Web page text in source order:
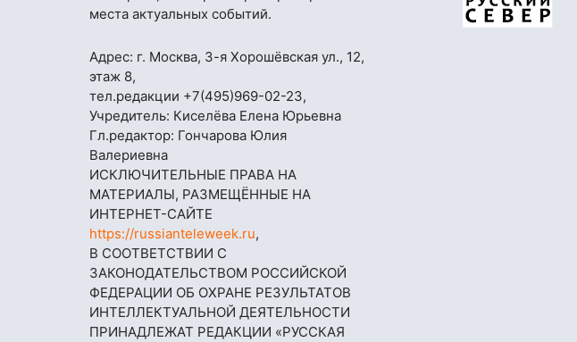
места актуальных событий.
Адрес: г. Москва, 3-я Хорошёвская ул., 12,
этаж 8,
тел.редакции +7(495)969-02-23,
Учредитель: Киселёва Елена Юрьевна
Гл.редактор: Гончарова Юлия
Валериевна
ИСКЛЮЧИТЕЛЬНЫЕ ПРАВА НА
МАТЕРИАЛЫ, РАЗМЕЩЁННЫЕ НА
ИНТЕРНЕТ-САЙТЕ
https://russianteleweek.ru,
В СООТВЕТСТВИИ С
ЗАКОНОДАТЕЛЬСТВОМ РОССИЙСКОЙ
ФЕДЕРАЦИИ ОБ ОХРАНЕ РЕЗУЛЬТАТОВ
ИНТЕЛЛЕКТУАЛЬНОЙ ДЕЯТЕЛЬНОСТИ
ПРИНАДЛЕЖАТ РЕДАКЦИИ «РУССКАЯ